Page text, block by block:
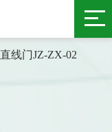
直线门JZ-ZX-02